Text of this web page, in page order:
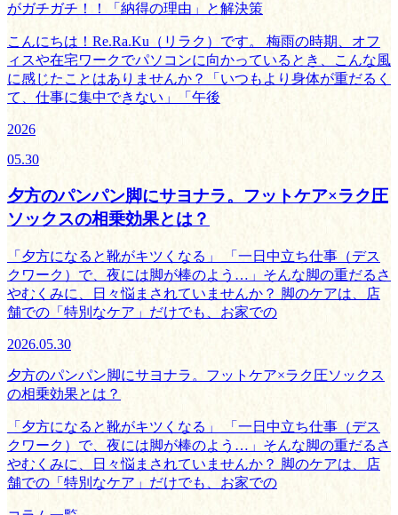
がガチガチ！！「納得の理由」と解決策
こんにちは！Re.Ra.Ku（リラク）です。 梅雨の時期、オフ
ィスや在宅ワークでパソコンに向かっているとき、こんな風
に感じたことはありませんか？「いつもより身体が重だるく
て、仕事に集中できない」「午後
2026
05.30
夕方のパンパン脚にサヨナラ。フットケア×ラク圧
ソックスの相乗効果とは？
「夕方になると靴がキツくなる」 「一日中立ち仕事（デス
クワーク）で、夜には脚が棒のよう…」そんな脚の重だるさ
やむくみに、日々悩まされていませんか？ 脚のケアは、店
舗での「特別なケア」だけでも、お家での
2026.05.30
夕方のパンパン脚にサヨナラ。フットケア×ラク圧ソックス
の相乗効果とは？
「夕方になると靴がキツくなる」 「一日中立ち仕事（デス
クワーク）で、夜には脚が棒のよう…」そんな脚の重だるさ
やむくみに、日々悩まされていませんか？ 脚のケアは、店
舗での「特別なケア」だけでも、お家での